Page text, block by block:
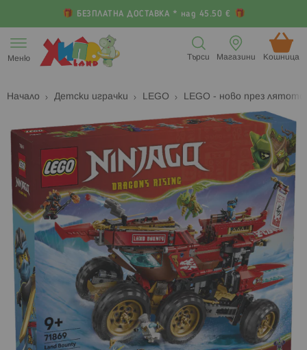
БЕЗПЛАТНА ДОСТАВКА * над 45.50 €
към
съдържанието
Меню Кошница (
Магазини
Търси
Начало Детски играчки LEGO LEGO - ново през лятото
към
края
галерията
на
изображенията